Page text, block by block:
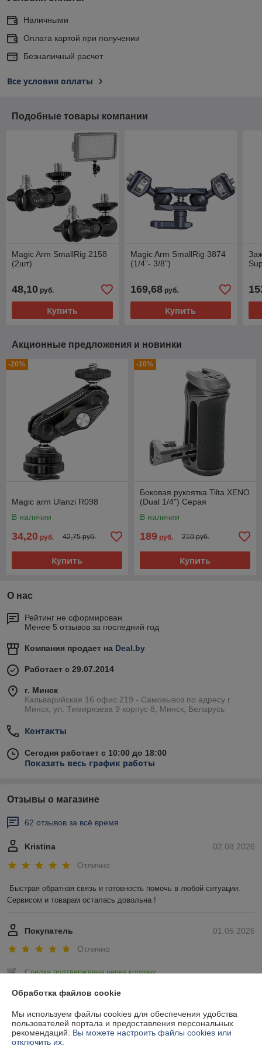
Наличными
Оплата картой при получении
Безналичный расчет
Все условия оплаты
Подобные товары компании
Magic Arm SmallRig 2158
(2шт)
48,10 руб.
Купить
Magic Arm SmallRig 3874
(1/4”- 3/8")
169,68руб.
Купить
Акционные предложения и новинки
-20%
Magic arm Ulanzi R098
В наличии
34,20 руб. 42,75 руб.
Купить
-10%
Боковая рукоятка Tilta XENO
(Dual 1/4") Серая
В наличии
189 руб. 210 руб.
Купить
О нас
Рейтинг не сформирован
Менее 5 отзывов за последний год
Компания продает на Deal.by
Работает с 29.07.2014
г. Минск
Кальварийская 16 офис 219 - Самовывоз по адресу г.
Минск, ул. Тимирязева 9 корпус 8, Минск, Беларусь
Контакты
Сегодня работает с 10:00 до 18:00
Показать весь график работы
Отзывы о магазине
62 отзывов за всё время
02.08.2026
Kristina
Отлично
Быстрая обратная связь и готовность помочь в любой ситуации.
Сервисом и товарам осталась довольна !
01.05.2026
Покупатель
Отлично
Сделка подтверждена через корзину
О нас
Обработка файлов cookie
Мы используем файлы cookies для обеспечения удобства
пользователей портала и предоставления персональных
рекомендаций. Вы можете настроить файлы cookies или
отключить их.